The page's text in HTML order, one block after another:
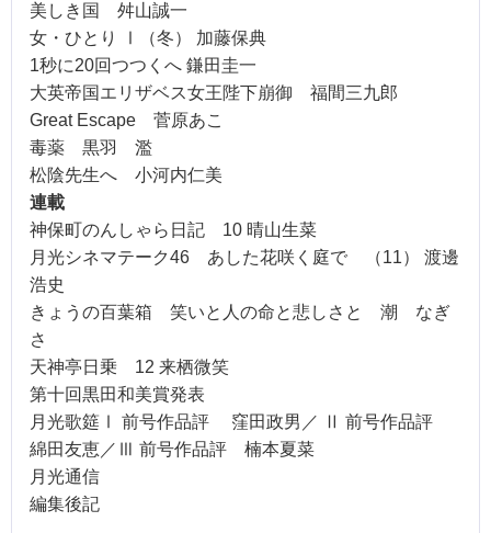
美しき国 舛山誠一
女・ひとり
Ⅰ
（冬） 加藤保典
1秒に20回つつくへ 鎌田圭一
大英帝国エリザベス女王陛下崩御 福間三九郎
Great Escape 菅原あこ
毒薬 黒羽 濫
松陰先生へ 小河内仁美
連載
神保町のんしゃら日記 10 晴山生菜
月光シネマテーク46 あした花咲く庭で （11）
渡邊
浩史
きょうの百葉箱 笑いと人の命と悲しさと 潮 なぎ
さ
天神亭日乗 12 来栖微笑
第十回黒田和美賞発表
月光歌筵 Ⅰ 前号作品評 窪田政男／ Ⅱ 前号作品評
綿田友恵／ Ⅲ 前号作品評 楠本夏菜
月光通信
編集後記